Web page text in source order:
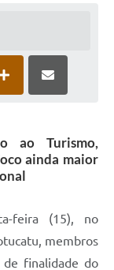
ao Turismo,
ainda maior
feira (15), no
membros
de finalidade do